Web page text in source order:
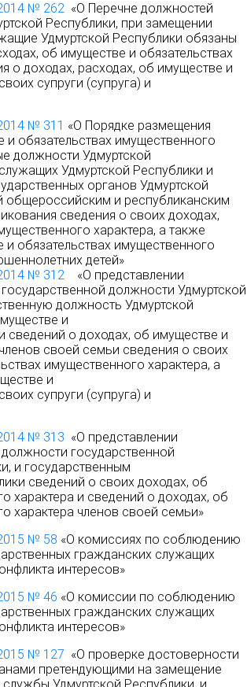
№ 262 «О Перечне должностей
Республики, при замещении
Удмуртской Республики обязаны
об имуществе и обязательствах
о доходах, расходах, об имуществе и
супруги (супруга) и
№ 311 «О Порядке размещения
обязательствах имущественного
должности Удмуртской
Удмуртской Республики и
органов Удмуртской
общероссийским и республиканским
сведения о своих доходах,
характера, а также
обязательствах имущественного
детей»
№ 312 «О представлении
должности Удмуртской
должность Удмуртской
и
сведений о доходах, об имуществе и
своей семьи сведения о своих
имущественного характера, а
и
супруги (супруга) и
№ 313 «О представлении
государственной
и государственным
сведений о своих доходах, об
характера и сведений о доходах, об
характера членов своей семьи»
№ 58 «О комиссиях по соблюдению
гражданских служащих
интересов»
№ 46 «О комиссии по соблюдению
гражданских служащих
интересов»
№ 127 «О проверке достоверности
претендующими на замещение